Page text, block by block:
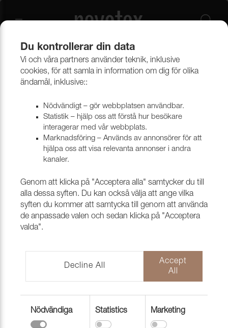
Beklädnadsmaterial Möbeltyger Alla möbeltyger
Tyg Garden Linen 1439 Ivory whisper
Du kontrollerar din data
Vi och våra partners använder teknik, inklusive
cookies, för att samla in information om dig för olika
ändamål, inklusive::
Nödvändigt – gör webbplatsen användbar.
Statistik – hjälp oss att förstå hur besökare
interagerar med vår webbplats.
Marknadsföring – Används av annonsörer för att
hjälpa oss att visa relevanta annonser i andra
kanaler.
Genom att klicka på "Acceptera alla" samtycker du till
alla dessa syften. Du kan också välja att ange vilka
syften du kommer att samtycka till genom att använda
de anpassade valen och sedan klicka på "Acceptera
valda".
Decline All
Accept
All
Nödvändiga Statistics Marketing